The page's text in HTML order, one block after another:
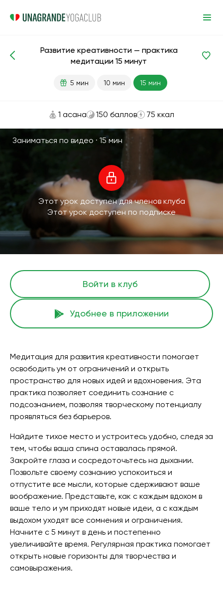
Медитации и дыхание Креативность
Развитие креативности — практика
медитации 15 минут
5 мин 10 мин 15 мин
1 асана 150 баллов 75 ккал
Заниматься по видео · 15 мин
Этот урок доступен для членов клуба
Этот урок доступен по подписке
Войти в клуб
Удобнее в приложении
Медитация для развития креативности помогает
освободить ум от ограничений и открыть
пространство для новых идей и вдохновения. Эта
практика позволяет соединить сознание с
подсознанием, позволяя творческому потенциалу
проявляться без барьеров.
Найдите тихое место и устроитесь удобно, следя за
тем, чтобы ваша спина оставалась прямой.
Закройте глаза и сосредоточьтесь на дыхании.
Позвольте своему сознанию успокоиться и
отпустите все мысли, которые сдерживают ваше
воображение. Представьте, как с каждым вдохом в
ваше тело и ум приходят новые идеи, а с каждым
выдохом уходят все сомнения и ограничения.
Начните с 5 минут в день и постепенно
увеличивайте время. Регулярная практика помогает
открыть новые горизонты для творчества и
самовыражения.